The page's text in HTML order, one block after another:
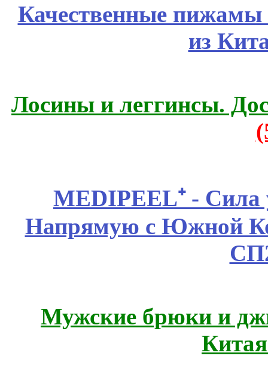
Качественные пижамы
из
Лосины и леггинсы.
MEDIPEEL⁺ - Сила
Напрямую с Южной
Мужские брюки и